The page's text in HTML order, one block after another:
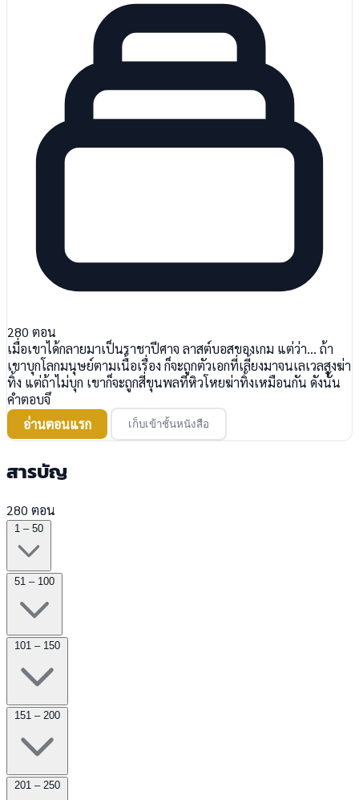
280 ตอน
เมื่อเขาได้กลายมาเป็นราชาปีศาจ ลาสต์บอสของเกม แต่ว่า… ถ้า
เขาบุกโลกมนุษย์ตามเนื้อเรื่อง ก็จะถูกตัวเอกที่เลี้ยงมาจนเลเวลสูงฆ่า
ทิ้ง แต่ถ้าไม่บุก เขาก็จะถูกสี่ขุนพลที่หิวโหยฆ่าทิ้งเหมือนกัน ดังนั้น
คำตอบจึ
อ่านตอนแรก
เก็บเข้าชั้นหนังสือ
สารบัญ
280 ตอน
1 – 50
51 – 100
101 – 150
151 – 200
201 – 250